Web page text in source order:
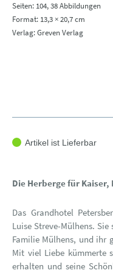
Seiten: 104, 38 Abbildungen
Format: 13,3 × 20,7 cm
Verlag: Greven Verlag
Artikel ist Lieferbar
Die Herberge für
Das Grandhotel
Luise Streve-Mülhens.
Familie Mülhens, und ihr
Mit viel Liebe kümmerte
erhalten und seine